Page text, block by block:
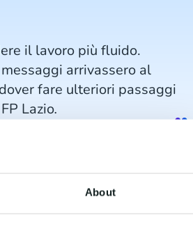
About
il lavoro più fluido.
arrivassero al
fare ulteriori passaggi
Lazio.